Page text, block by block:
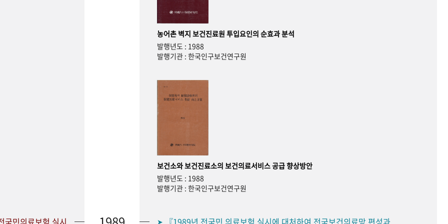
농어촌 벽지 보건진료원 투입요인의 순효과 분석
발행년도 : 1988
발행기관 : 한국인구보건연구원
보건소와 보건진료소의 보건의료서비스 공급 향상방안
발행년도 : 1988
발행기관 : 한국인구보건연구원
➤